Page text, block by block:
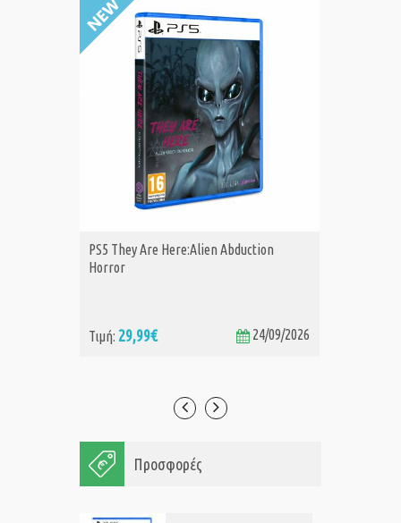
ΑΓΟΡΑ
PS5 They Are Here:Alien Abduction
Horror
Τιμή: 29,99€ 24/09/2026
Προσφορές